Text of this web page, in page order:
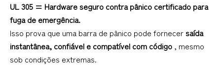
UL 305 = Hardware seguro contra pânico certificado para
fuga de emergência.
Isso prova que uma barra de pânico pode fornecersaída
instantânea, confiável e compatível com código , mesmo
sob condições extremas.